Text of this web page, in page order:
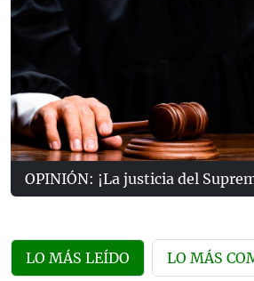
OPINIÓN: ¡La justicia del
LO MÁS LEÍDO LO MÁS